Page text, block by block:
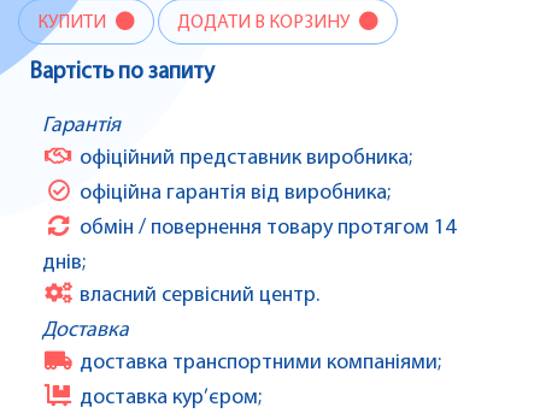
КУПИТИ ДОДАТИ В КОРЗИНУ
Вартість по запиту
Гарантія
офіційний представник виробника;
офіційна гарантія від виробника;
обмін / повернення товару протягом 14
днів;
власний сервісний центр.
Доставка
доставка транспортними компаніями;
доставка кур’єром;